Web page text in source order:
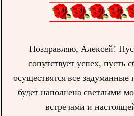
Поздравляю, Алексей!
сопутствует успех, пусть
осуществятся все
будет наполнена светлыми
встречами и